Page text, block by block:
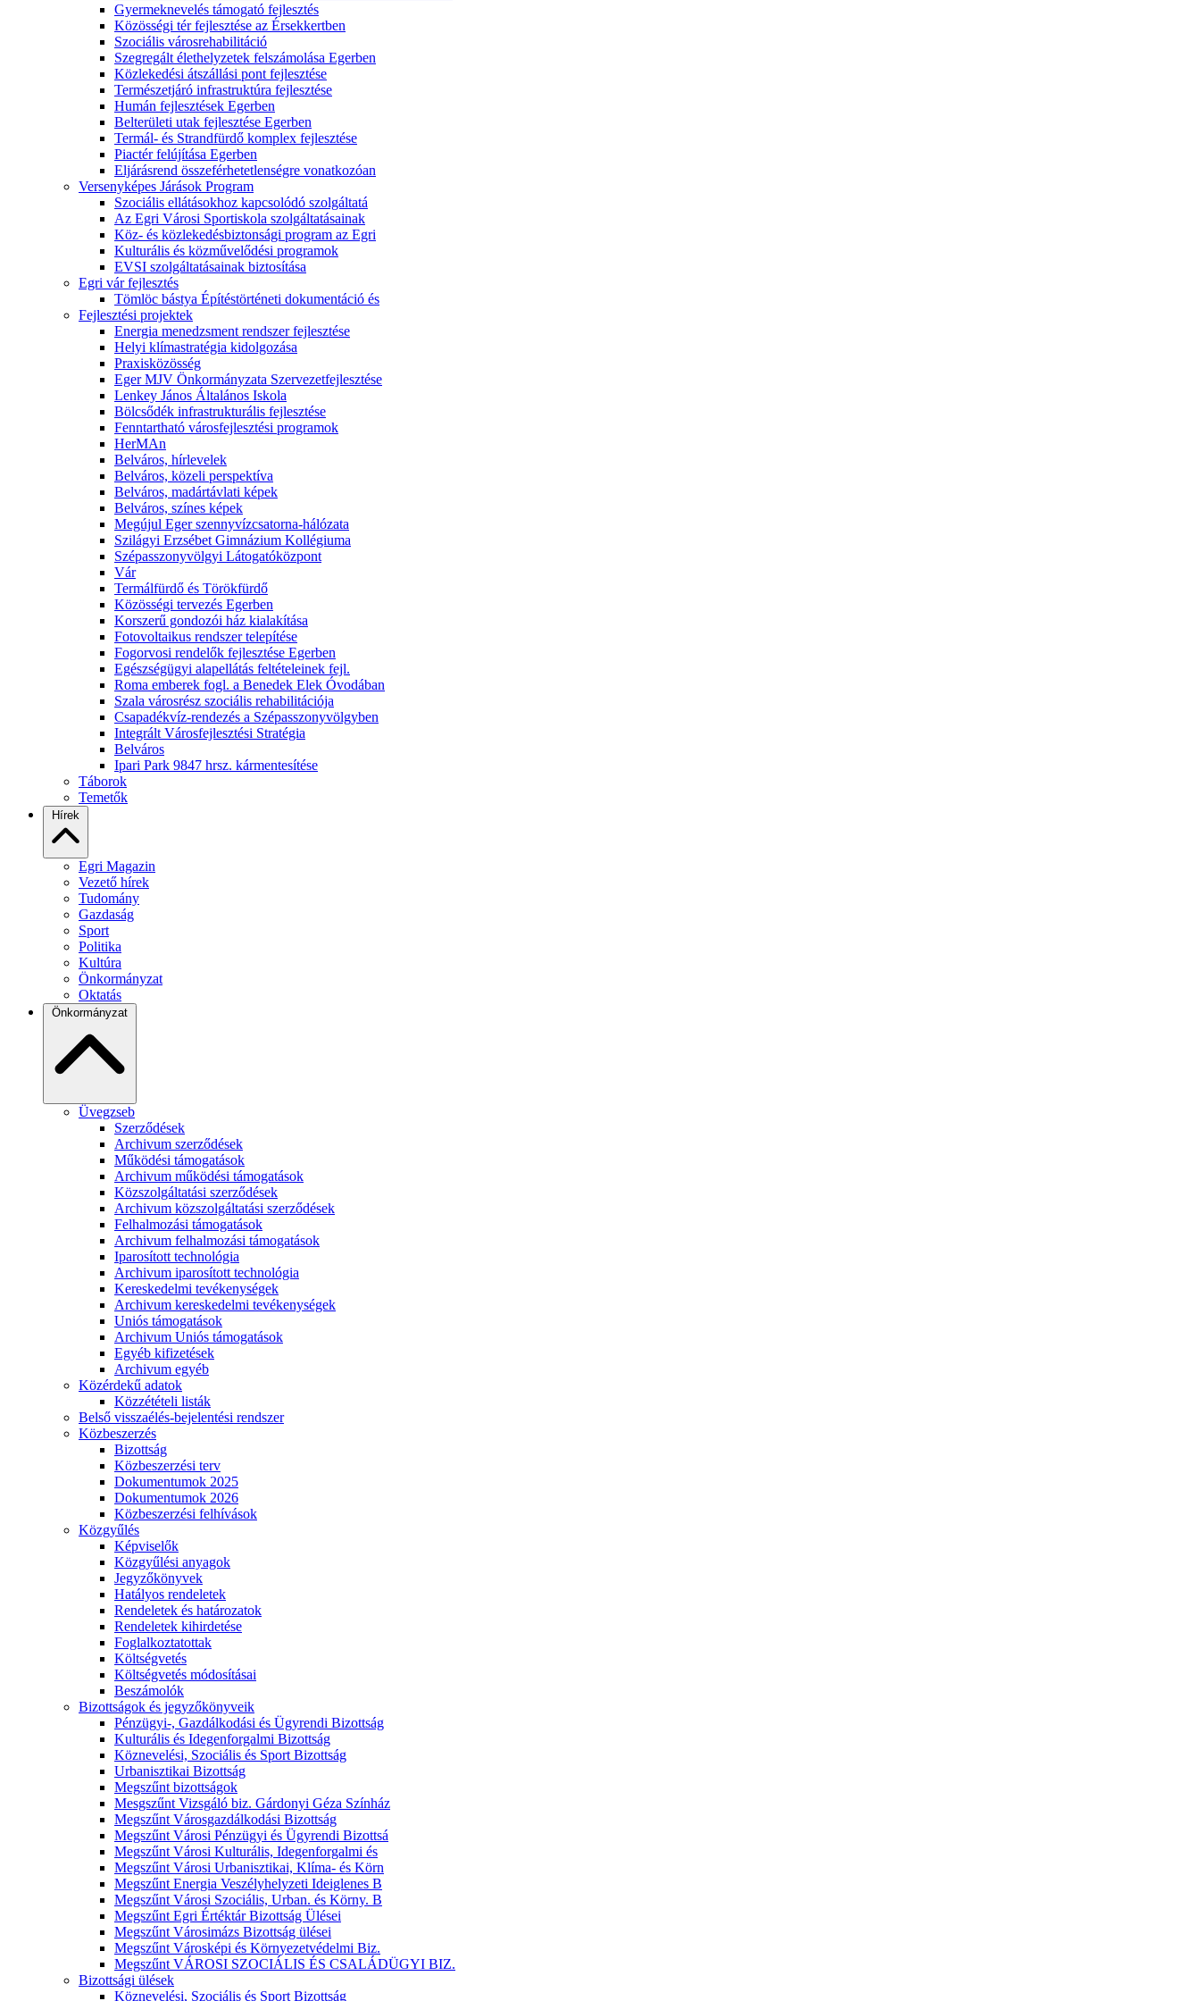
Gyermeknevelés támogató fejlesztés
Közösségi tér fejlesztése az Érsekkertben
Szociális városrehabilitáció
Szegregált élethelyzetek felszámolása Egerben
Közlekedési átszállási pont fejlesztése
Természetjáró infrastruktúra fejlesztése
Humán fejlesztések Egerben
Belterületi utak fejlesztése Egerben
Termál- és Strandfürdő komplex fejlesztése
Piactér felújítása Egerben
Eljárásrend összeférhetetlenségre vonatkozóan
Versenyképes Járások Program
Szociális ellátásokhoz kapcsolódó szolgáltatá
Az Egri Városi Sportiskola szolgáltatásainak
Köz- és közlekedésbiztonsági program az Egri
Kulturális és közművelődési programok
EVSI szolgáltatásainak biztosítása
Egri vár fejlesztés
Tömlöc bástya Építéstörténeti dokumentáció és
Fejlesztési projektek
Energia menedzsment rendszer fejlesztése
Helyi klímastratégia kidolgozása
Praxisközösség
Eger MJV Önkormányzata Szervezetfejlesztése
Lenkey János Általános Iskola
Bölcsődék infrastrukturális fejlesztése
Fenntartható városfejlesztési programok
HerMAn
Belváros, hírlevelek
Belváros, közeli perspektíva
Belváros, madártávlati képek
Belváros, színes képek
Megújul Eger szennyvízcsatorna-hálózata
Szilágyi Erzsébet Gimnázium Kollégiuma
Szépasszonyvölgyi Látogatóközpont
Vár
Termálfürdő és Törökfürdő
Közösségi tervezés Egerben
Korszerű gondozói ház kialakítása
Fotovoltaikus rendszer telepítése
Fogorvosi rendelők fejlesztése Egerben
Egészségügyi alapellátás feltételeinek fejl.
Roma emberek fogl. a Benedek Elek Óvodában
Szala városrész szociális rehabilitációja
Csapadékvíz-rendezés a Szépasszonyvölgyben
Integrált Városfejlesztési Stratégia
Belváros
Ipari Park 9847 hrsz. kármentesítése
Táborok
Temetők
Hírek
Egri Magazin
Vezető hírek
Tudomány
Gazdaság
Sport
Politika
Kultúra
Önkormányzat
Oktatás
Önkormányzat
Üvegzseb
Szerződések
Archivum szerződések
Működési támogatások
Archivum működési támogatások
Közszolgáltatási szerződések
Archivum közszolgáltatási szerződések
Felhalmozási támogatások
Archivum felhalmozási támogatások
Iparosított technológia
Archivum iparosított technológia
Kereskedelmi tevékenységek
Archivum kereskedelmi tevékenységek
Uniós támogatások
Archivum Uniós támogatások
Egyéb kifizetések
Archivum egyéb
Közérdekű adatok
Közzétételi listák
Belső visszaélés-bejelentési rendszer
Közbeszerzés
Bizottság
Közbeszerzési terv
Dokumentumok 2025
Dokumentumok 2026
Közbeszerzési felhívások
Közgyűlés
Képviselők
Közgyűlési anyagok
Jegyzőkönyvek
Hatályos rendeletek
Rendeletek és határozatok
Rendeletek kihirdetése
Foglalkoztatottak
Költségvetés
Költségvetés módosításai
Beszámolók
Bizottságok és jegyzőkönyveik
Pénzügyi-, Gazdálkodási és Ügyrendi Bizottság
Kulturális és Idegenforgalmi Bizottság
Köznevelési, Szociális és Sport Bizottság
Urbanisztikai Bizottság
Megszűnt bizottságok
Mesgszűnt Vizsgáló biz. Gárdonyi Géza Színház
Megszűnt Városgazdálkodási Bizottság
Megszűnt Városi Pénzügyi és Ügyrendi Bizottsá
Megszűnt Városi Kulturális, Idegenforgalmi és
Megszűnt Városi Urbanisztikai, Klíma- és Körn
Megszűnt Energia Veszélyhelyzeti Ideiglenes B
Megszűnt Városi Szociális, Urban. és Körny. B
Megszűnt Egri Értéktár Bizottság Ülései
Megszűnt Városimázs Bizottság ülései
Megszűnt Városképi és Környezetvédelmi Biz.
Megszűnt VÁROSI SZOCIÁLIS ÉS CSALÁDÜGYI BIZ.
Bizottsági ülések
Köznevelési, Szociális és Sport Bizottság